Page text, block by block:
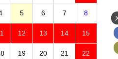
5 6 7 8
12 13 14 15
19 20 21 22